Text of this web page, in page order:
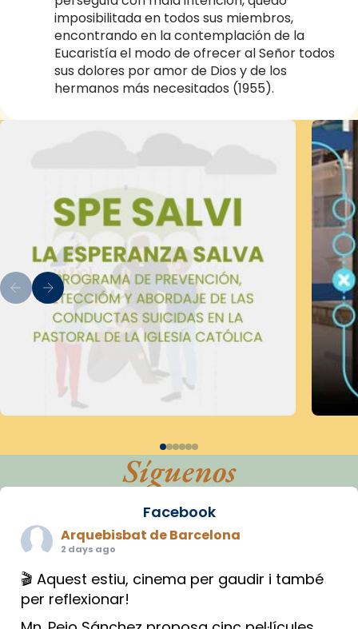
imposibilitada en todos sus miembros,
encontrando en la contemplación de la
Eucaristía el modo de ofrecer al Señor todos
sus dolores por amor de Dios y de los
hermanos más necesitados (1955).
Síguenos
Facebook
Arquebisbat de Barcelona
2 days ago
🎬 Aquest estiu, cinema per gaudir i també
per reflexionar!